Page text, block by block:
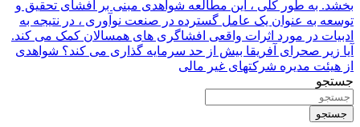
بخشد. به طور کلی ، این مطالعه شواهدی مبنی بر افشای تحقیق و
توسعه به عنوان یک عامل گسترده در صنعت نوآوری ، در نتیجه به
ادبیات در مورد اثرات واقعی افشاگری های همسالان کمک می کند.
آیا زیر صحرای آفریقا بیش از حد سرمایه گذاری می کند؟ شواهدی
از هیئت مدیره شرکتهای غیر مالی
جستجو
جستجو